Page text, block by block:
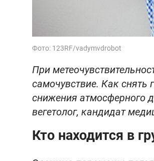
Фото: 123RF/vadymvdrobot
При
самочувствие. Как снять
снижения атмосферного
вегетолог, кандидат
Кто находится в